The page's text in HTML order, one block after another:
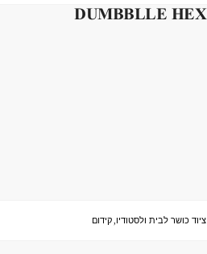
ציוד כושר לבית ולסטודיו,קידום